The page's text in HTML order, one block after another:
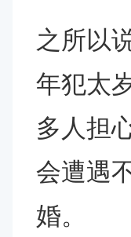
之所以
年犯太
多人担
会遭遇
婚。